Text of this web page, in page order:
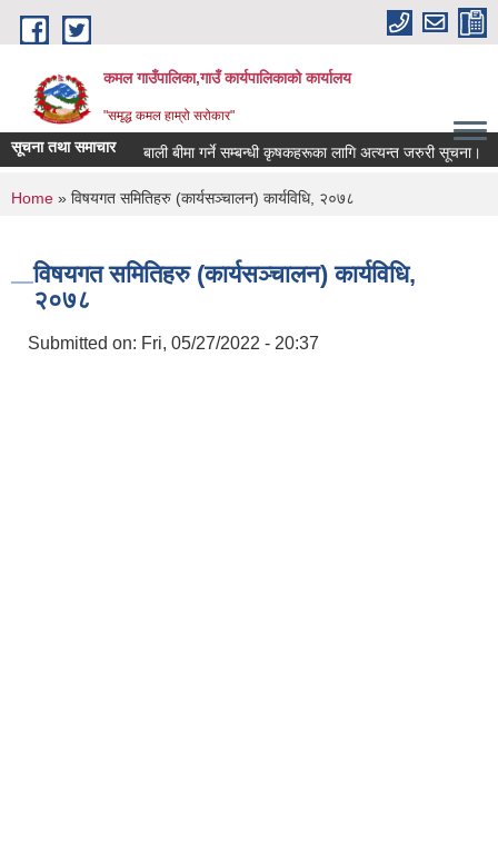
Skip to main content
कमल गाउँपालिका,गाउँ कार्यपालिकाको कार्यालय
"समृद्ध कमल हाम्रो सरोकार"
सूचना तथा समाचार बाली बीमा गर्ने सम्बन्धी कृषकहरूका लागि अत्यन्त जरुरी सूचना।
You are here
Home » विषयगत समितिहरु (कार्यसञ्चालन) कार्यविधि, २०७८
विषयगत समितिहरु (कार्यसञ्चालन) कार्यविधि,
२०७८
Submitted on: Fri, 05/27/2022 - 20:37